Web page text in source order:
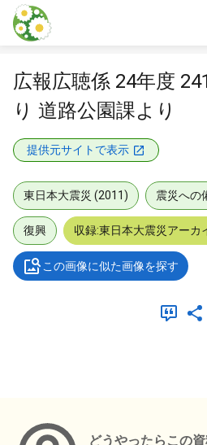
本文に飛ぶ
広報広聴係 24年度
り 道路公園課より
提供元サイトで表示
東日本大震災 (2011) 震災への
復興 収録:東日本大震災アーカ
この画像に似た画像を探す
どうやったらこの